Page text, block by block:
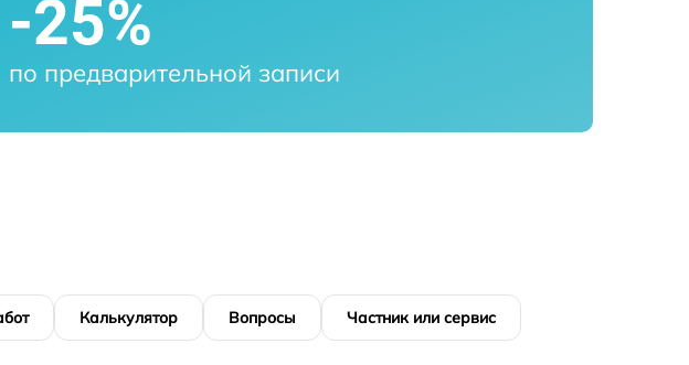
-25%
по предварительной записи
Калькулятор Вопросы Частник или сервис